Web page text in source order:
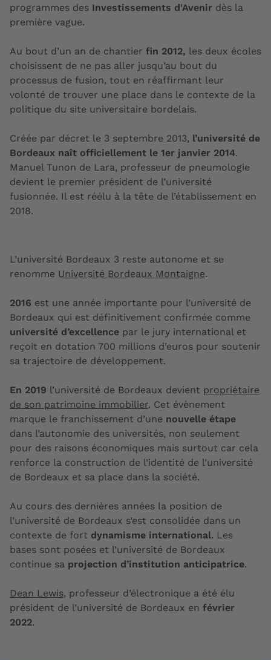
programmes des Investissements d'Avenir dès la
première vague.
Au bout d’un an de chantier fin 2012, les deux écoles
choisissent de ne pas aller jusqu’au bout du
processus de fusion, tout en réaffirmant leur
volonté de trouver une place dans le contexte de la
politique du site universitaire bordelais.
Créée par décret le 3 septembre 2013, l’université de
Bordeaux naît officiellement le 1er janvier 2014.
Manuel Tunon de Lara, professeur de pneumologie
devient le premier président de l’université
fusionnée. Il est réélu à la tête de l’établissement en
2018.
L’université Bordeaux 3 reste autonome et se
renomme Université Bordeaux Montaigne.
2016 est une année importante pour l’université de
Bordeaux qui est définitivement confirmée comme
université d’excellence par le jury international et
reçoit en dotation 700 millions d’euros pour soutenir
sa trajectoire de développement.
En 2019 l’université de Bordeaux devient propriétaire
de son patrimoine immobilier. Cet évènement
marque le franchissement d’une nouvelle étape
dans l’autonomie des universités, non seulement
pour des raisons économiques mais surtout car cela
renforce la construction de l’identité de l’université
de Bordeaux et sa place dans la société.
Au cours des dernières années la position de
l’université de Bordeaux s’est consolidée dans un
contexte de fort dynamisme international. Les
bases sont posées et l’université de Bordeaux
continue sa projection d’institution anticipatrice.
Dean Lewis, professeur d’électronique a été élu
président de l’université de Bordeaux en février
2022.